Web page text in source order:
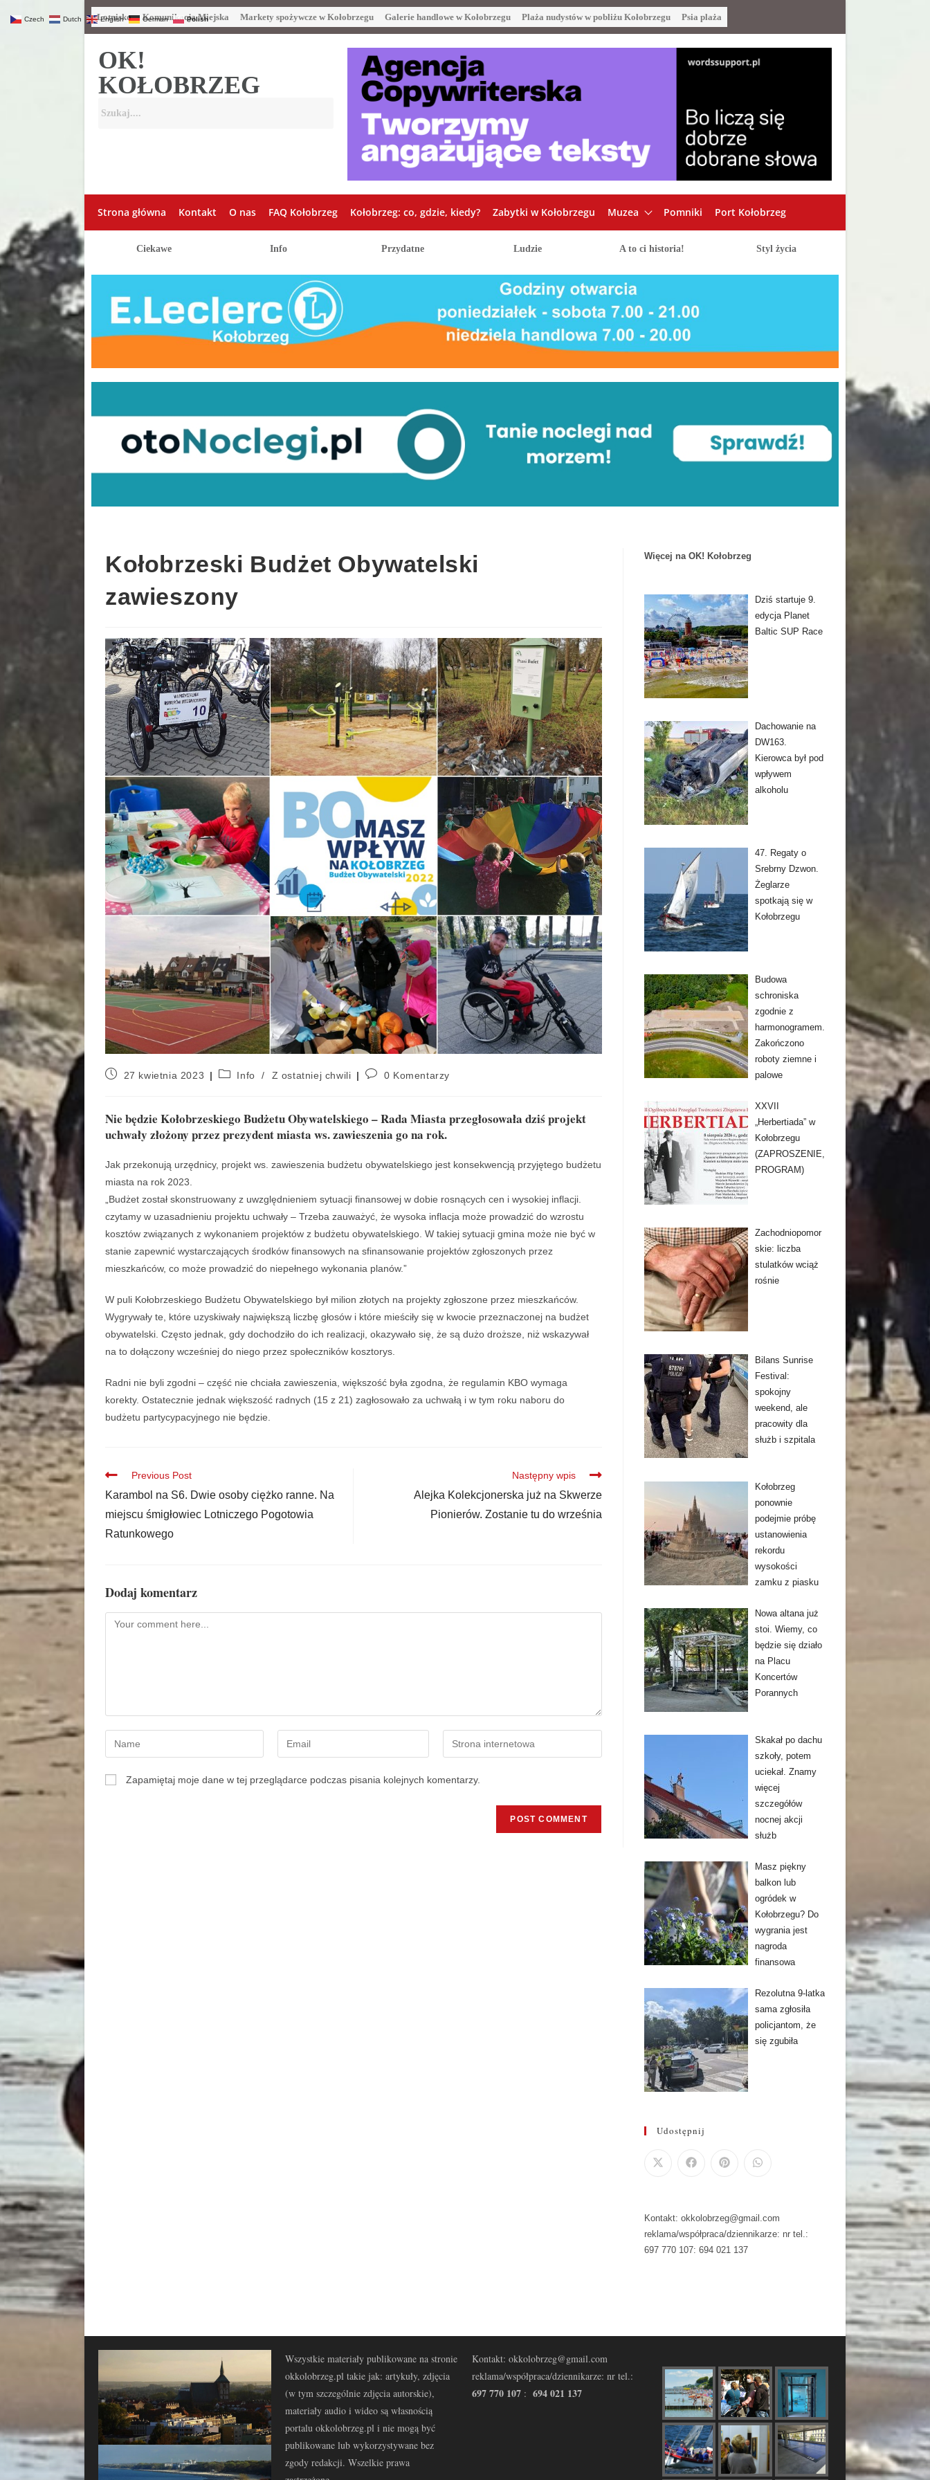
Lotnisko Komunikacja Miejska Markety spożywcze w Kołobrzegu Galerie handlowe w Kołobrzegu Plaża nudystów w pobliżu Kołobrzegu Psia plaża
OK!
KOŁOBRZEG
Strona główna Kontakt O nas FAQ Kołobrzeg Kołobrzeg: co, gdzie, kiedy? Zabytki w Kołobrzegu Muzea Pomniki Port Kołobrzeg
Ciekawe Info Przydatne Ludzie A to ci historia! Styl życia
Kołobrzeski Budżet Obywatelski
zawieszony
27 kwietnia 2023 Info / Z ostatniej chwili 0 Komentarzy
Nie będzie Kołobrzeskiego Budżetu Obywatelskiego – Rada Miasta przegłosowała dziś projekt
uchwały złożony przez prezydent miasta ws. zawieszenia go na rok.
Jak przekonują urzędnicy, projekt ws. zawieszenia budżetu obywatelskiego jest konsekwencją przyjętego budżetu
miasta na rok 2023.
„Budżet został skonstruowany z uwzględnieniem sytuacji finansowej w dobie rosnących cen i wysokiej inflacji.
czytamy w uzasadnieniu projektu uchwały – Trzeba zauważyć, że wysoka inflacja może prowadzić do wzrostu
kosztów związanych z wykonaniem projektów z budżetu obywatelskiego. W takiej sytuacji gmina może nie być w
stanie zapewnić wystarczających środków finansowych na sfinansowanie projektów zgłoszonych przez
mieszkańców, co może prowadzić do niepełnego wykonania planów.”
W puli Kołobrzeskiego Budżetu Obywatelskiego był milion złotych na projekty zgłoszone przez mieszkańców.
Wygrywały te, które uzyskiwały największą liczbę głosów i które mieściły się w kwocie przeznaczonej na budżet
obywatelski. Często jednak, gdy dochodziło do ich realizacji, okazywało się, że są dużo droższe, niż wskazywał
na to dołączony wcześniej do niego przez społeczników kosztorys.
Radni nie byli zgodni – część nie chciała zawieszenia, większość była zgodna, że regulamin KBO wymaga
korekty. Ostatecznie jednak większość radnych (15 z 21) zagłosowało za uchwałą i w tym roku naboru do
budżetu partycypacyjnego nie będzie.
Previous Post
Karambol na S6. Dwie osoby ciężko ranne. Na
miejscu śmigłowiec Lotniczego Pogotowia
Ratunkowego
Następny wpis
Alejka Kolekcjonerska już na Skwerze
Pionierów. Zostanie tu do września
Dodaj komentarz
Zapamiętaj moje dane w tej przeglądarce podczas pisania kolejnych komentarzy.
Więcej na OK! Kołobrzeg
Dziś startuje 9.
edycja Planet
Baltic SUP Race
Dachowanie na
DW163.
Kierowca był pod
wpływem
alkoholu
47. Regaty o
Srebrny Dzwon.
Żeglarze
spotkają się w
Kołobrzegu
Budowa
schroniska
zgodnie z
harmonogramem.
Zakończono
roboty ziemne i
palowe
XXVII
„Herbertiada” w
Kołobrzegu
(ZAPROSZENIE,
PROGRAM)
Zachodniopomor
skie: liczba
stulatków wciąż
rośnie
Bilans Sunrise
Festival:
spokojny
weekend, ale
pracowity dla
służb i szpitala
Kołobrzeg
ponownie
podejmie próbę
ustanowienia
rekordu
wysokości
zamku z piasku
Nowa altana już
stoi. Wiemy, co
będzie się działo
na Placu
Koncertów
Porannych
Skakał po dachu
szkoły, potem
uciekał. Znamy
więcej
szczegółów
nocnej akcji
służb
Masz piękny
balkon lub
ogródek w
Kołobrzegu? Do
wygrania jest
nagroda
finansowa
Rezolutna 9-latka
sama zgłosiła
policjantom, że
się zgubiła
Udostępnij
Kontakt: okkolobrzeg@gmail.com
reklama/współpraca/dziennikarze: nr tel.:
697 770 107: 694 021 137
Wszystkie materiały publikowane na stronie
okkolobrzeg.pl takie jak: artykuły, zdjęcia
(w tym szczególnie zdjęcia autorskie),
materiały audio i wideo są własnością
portalu okkolobrzeg.pl i nie mogą być
publikowane lub wykorzystywane bez
zgody redakcji. Wszelkie prawa
Kontakt: okkolobrzeg@gmail.com
reklama/współpraca/dziennikarze: nr tel.:
697 770 107 : 694 021 137
Czech Dutch English German Polish